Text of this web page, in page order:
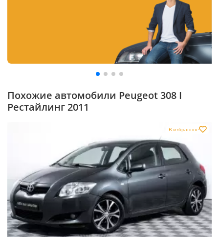
Похожие автомобили Peugeot 308 I
Рестайлинг 2011
В избранное